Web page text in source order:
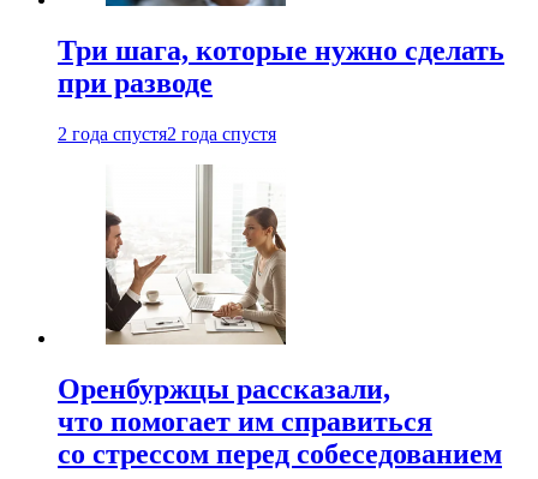
Три шага, которые нужно сделать
при разводе
2 года спустя2 года спустя
Оренбуржцы рассказали,
что помогает им справиться
со стрессом перед собеседованием